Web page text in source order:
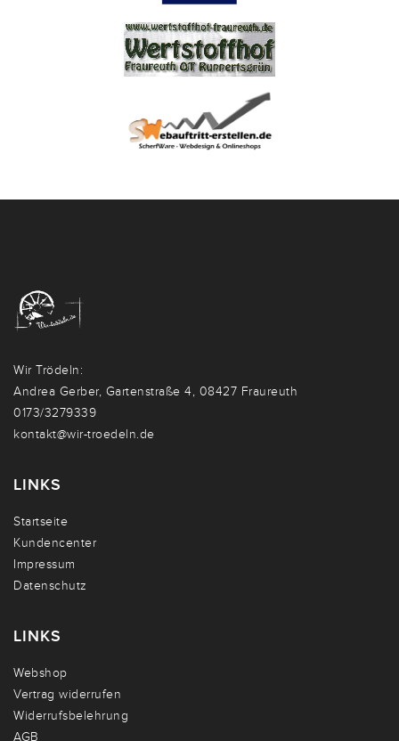
Wir Trödeln:
Andrea Gerber, Gartenstraße 4, 08427 Fraureuth
0173/3279339
kontakt@wir-troedeln.de
LINKS
Startseite
Kundencenter
Impressum
Datenschutz
LINKS
Webshop
Vertrag widerrufen
Widerrufsbelehrung
AGB